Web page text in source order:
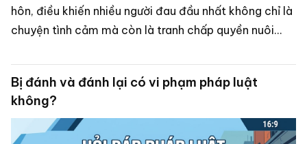
hôn, điều khiến nhiều người đau đầu nhất không chỉ là
chuyện tình cảm mà còn là tranh chấp quyền nuôi
Bị đánh và đánh lại có vi phạm pháp luật
không?